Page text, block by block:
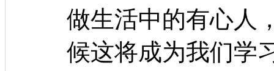
做生活中的有心人
候这将成为我们学